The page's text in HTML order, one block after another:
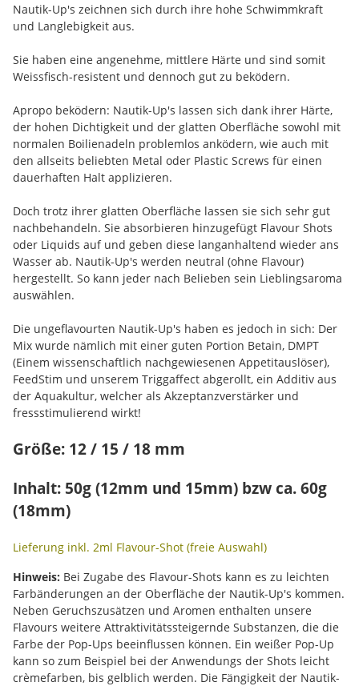
Nautik-Up's zeichnen sich durch ihre hohe Schwimmkraft
und Langlebigkeit aus.
Sie haben eine angenehme, mittlere Härte und sind somit
Weissfisch-resistent und dennoch gut zu beködern.
Apropo beködern: Nautik-Up's lassen sich dank ihrer Härte,
der hohen Dichtigkeit und der glatten Oberfläche sowohl mit
normalen Boilienadeln problemlos anködern, wie auch mit
den allseits beliebten Metal oder Plastic Screws für einen
dauerhaften Halt applizieren.
Doch trotz ihrer glatten Oberfläche lassen sie sich sehr gut
nachbehandeln. Sie absorbieren hinzugefügt Flavour Shots
oder Liquids auf und geben diese langanhaltend wieder ans
Wasser ab. Nautik-Up's werden neutral (ohne Flavour)
hergestellt. So kann jeder nach Belieben sein Lieblingsaroma
auswählen.
Die ungeflavourten Nautik-Up's haben es jedoch in sich: Der
Mix wurde nämlich mit einer guten Portion Betain, DMPT
(Einem wissenschaftlich nachgewiesenen Appetitauslöser),
FeedStim und unserem Triggaffect abgerollt, ein Additiv aus
der Aquakultur, welcher als Akzeptanzverstärker und
fressstimulierend wirkt!
Größe: 12 / 15 / 18 mm
Inhalt: 50g (12mm und 15mm) bzw ca. 60g
(18mm)
Lieferung inkl. 2ml Flavour-Shot (freie Auswahl)
Hinweis: Bei Zugabe des Flavour-Shots kann es zu leichten
Farbänderungen an der Oberfläche der Nautik-Up's kommen.
Neben Geruchszusätzen und Aromen enthalten unsere
Flavours weitere Attraktivitätssteigernde Substanzen, die die
Farbe der Pop-Ups beeinflussen können. Ein weißer Pop-Up
kann so zum Beispiel bei der Anwendungs der Shots leicht
crèmefarben, bis gelblich werden. Die Fängigkeit der Nautik-